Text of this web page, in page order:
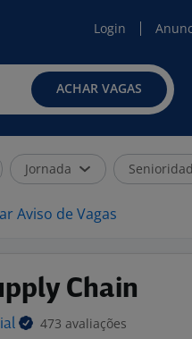
Login
ACHAR VAGAS
Jornada
Aviso de Vagas
Chain
473 avaliações